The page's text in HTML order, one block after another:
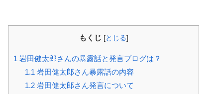
もくじ [とじる]
1 岩田健太郎さんの暴露話と発言ブログは？
1.1岩田健太郎さん暴露話の内容
1.2岩田健太郎さん発言について